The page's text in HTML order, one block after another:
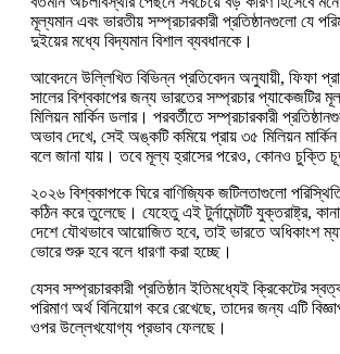
মূল্যমান এবং ভারতীয় সম্প্রচারকারী প্রতিষ্ঠানগুলো যে
দুইয়ের মধ্যে বিদ্যমান বিশাল ব্যবধানকে।
আবেদনে উল্লিখিত বিভিন্ন প্রতিবেদন অনুযায়ী, ফিফা
সালের বিশ্বকাপের জন্য ভারতের সম্প্রচার প্যাকেজটির
মিলিয়ন মার্কিন ডলার। পরবর্তীতে সম্প্রচারকারী
অভাব দেখে, সেই অঙ্কটি কমিয়ে প্রায় ৩৫ মিলিয়ন
বলে জানা যায়। তবে মূল্য হ্রাসের পরেও, কোনও চুক্তি
২০২৬ বিশ্বকাপকে ঘিরে বাণিজ্যিক জটিলতাগুলো
কঠিন করে তুলেছে। যেহেতু এই টুর্নামেন্টটি যুক্তরাষ্ট্র,
দেশে যৌথভাবে আয়োজিত হবে, তাই ভারতে অধিকাংশ
ভোরে শুরু হবে বলে ধারণা করা হচ্ছে।
যেসব সম্প্রচারকারী প্রতিষ্ঠান ইতিমধ্যেই ক্রিকেটের স্বত্ব
পরিমাণ অর্থ বিনিয়োগ করে রেখেছে, তাদের জন্য এটি
ওপর উল্লেখযোগ্য প্রভাব ফেলছে।